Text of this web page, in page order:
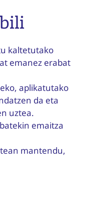
kaltetutako
emanez erabat
aplikatutako
da eta
uztea.
batekin emaitza
mantendu,